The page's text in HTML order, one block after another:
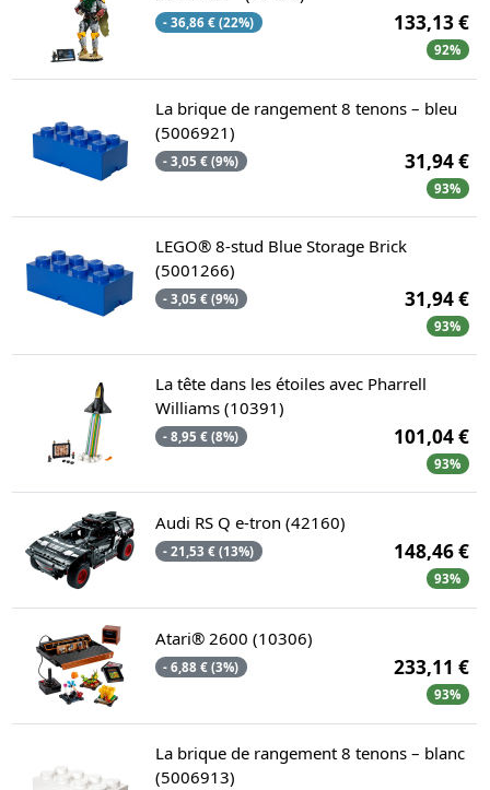
- 36,86 € (22%) 133,13 €
92%
La brique de rangement 8 tenons – bleu
(5006921)
- 3,05 € (9%) 31,94 €
93%
LEGO® 8-stud Blue Storage Brick
(5001266)
- 3,05 € (9%) 31,94 €
93%
La tête dans les étoiles avec Pharrell
Williams (10391)
- 8,95 € (8%) 101,04 €
93%
Audi RS Q e-tron (42160)
- 21,53 € (13%) 148,46 €
93%
Atari® 2600 (10306)
- 6,88 € (3%) 233,11 €
93%
La brique de rangement 8 tenons – blanc
(5006913)